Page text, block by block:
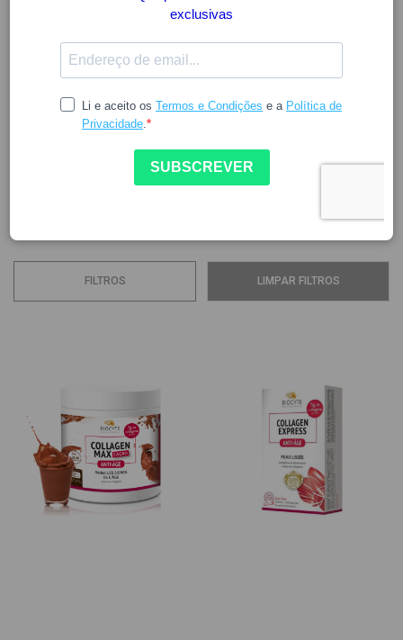
BIOCYTE
A Biocyte é uma marca especializada em nutricosméticos.
no significado de Biologia Celular. A sua essência centra-se
utilizando os nutricosméticos que possuem uma ação mais
profunda através da absorção de nutrientes...
FILTROS LIMPAR FILTROS